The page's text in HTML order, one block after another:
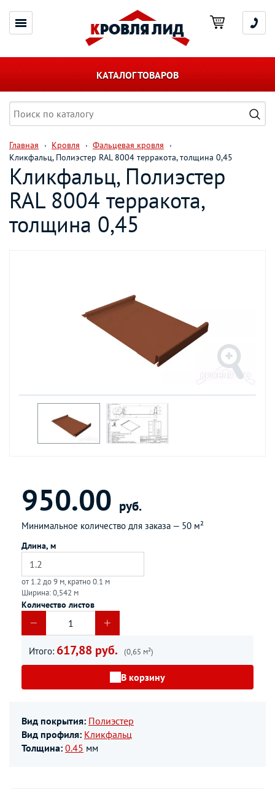
КАТАЛОГ ТОВАРОВ
Главная Кровля
Фальцевая кровля
Кликфальц, Полиэстер RAL 8004 терракота, толщина 0,45
Кликфальц, Полиэстер
RAL 8004 терракота,
толщина 0,45
950.00 руб.
Минимальное количество для заказа — 50 м²
Длина, м
от 1.2 до 9 м, кратно 0.1 м
Ширина: 0,542 м
Количество листов
Итого: 617,88 руб. (0,65 м²)
В корзину
Вид покрытия: Полиэстер
Вид профиля: Кликфальц
Толщина: 0.45 мм